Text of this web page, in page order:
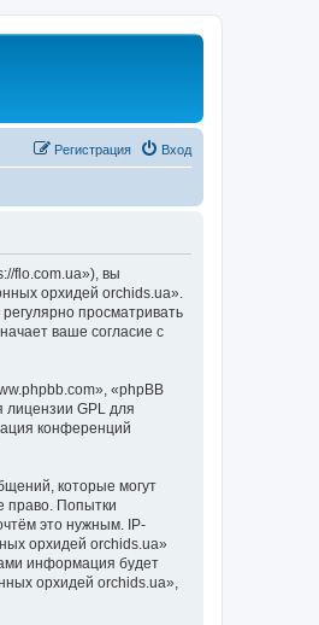
Вход
Регистрация
flo.com.ua»), вы
орхидей orchids.ua».
просматривать
ваше согласие с
«phpBB
лицензии GPL для
конференций
которые могут
право. Попытки
это нужным. IP-
орхидей orchids.ua»
информация будет
орхидей orchids.ua»,